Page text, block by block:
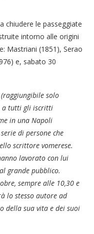
chiudere le passeggiate
intorno alle origini
Mastriani (1851), Serao
e, sabato 30
solo
a tutti gli iscritti
in una Napoli
di persone che
scrittore vomerese.
lavorato con lui
grande pubblico.
sempre alle 10,30 e
lo stesso autore ad
della sua vita e dei suoi